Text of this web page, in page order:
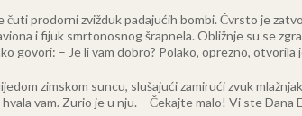
čuti prodorni zvižduk padajućih bombi. Čvrsto je
i fijuk smrtonosnog šrapnela. Obližnje su se
govori: – Je li vam dobro? Polako, oprezno, otvorila
zimskom suncu, slušajući zamirući zvuk
vam. Zurio je u nju. – Čekajte malo! Vi ste